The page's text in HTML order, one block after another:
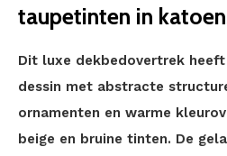
taupetinten in
Dit luxe dekbedovertrek
dessin met abstracte
ornamenten en warme
beige en bruine tinten. De